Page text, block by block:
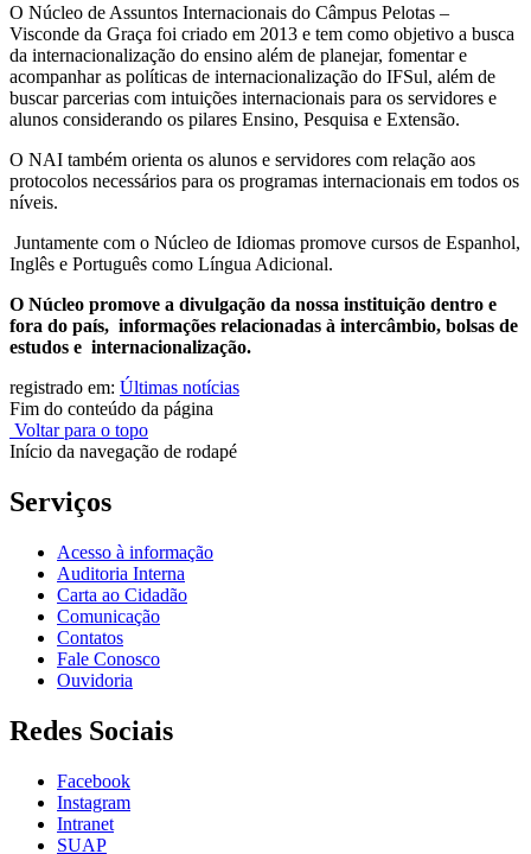
O Núcleo de Assuntos Internacionais do Câmpus Pelotas –
Visconde da Graça foi criado em 2013 e tem como objetivo a busca
da internacionalização do ensino além de planejar, fomentar e
acompanhar as políticas de internacionalização do IFSul, além de
buscar parcerias com intuições internacionais para os servidores e
alunos considerando os pilares Ensino, Pesquisa e Extensão.
O NAI também orienta os alunos e servidores com relação aos
protocolos necessários para os programas internacionais em todos os
níveis.
Juntamente com o Núcleo de Idiomas promove cursos de Espanhol,
Inglês e Português como Língua Adicional.
O Núcleo promove a divulgação da nossa instituição dentro e
fora do país, informações relacionadas à intercâmbio, bolsas de
estudos e internacionalização.
registrado em: Últimas notícias
Fim do conteúdo da página
Voltar para o topo
Início da navegação de rodapé
Serviços
Acesso à informação
Auditoria Interna
Carta ao Cidadão
Comunicação
Contatos
Fale Conosco
Ouvidoria
Redes Sociais
Facebook
Instagram
Intranet
SUAP